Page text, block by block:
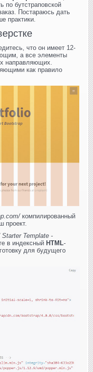
по бутстраповской
Постараюсь дать
практики.
что он имеет 12-
а все элементы
направляющих.
как правило
компилированный
проект.
Template -
в индексный HTML-
для будущего